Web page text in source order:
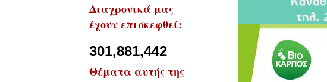
Διαχρονικά μας
έχουν επισκεφθεί:
301,881,442
Θέματα αυτής της